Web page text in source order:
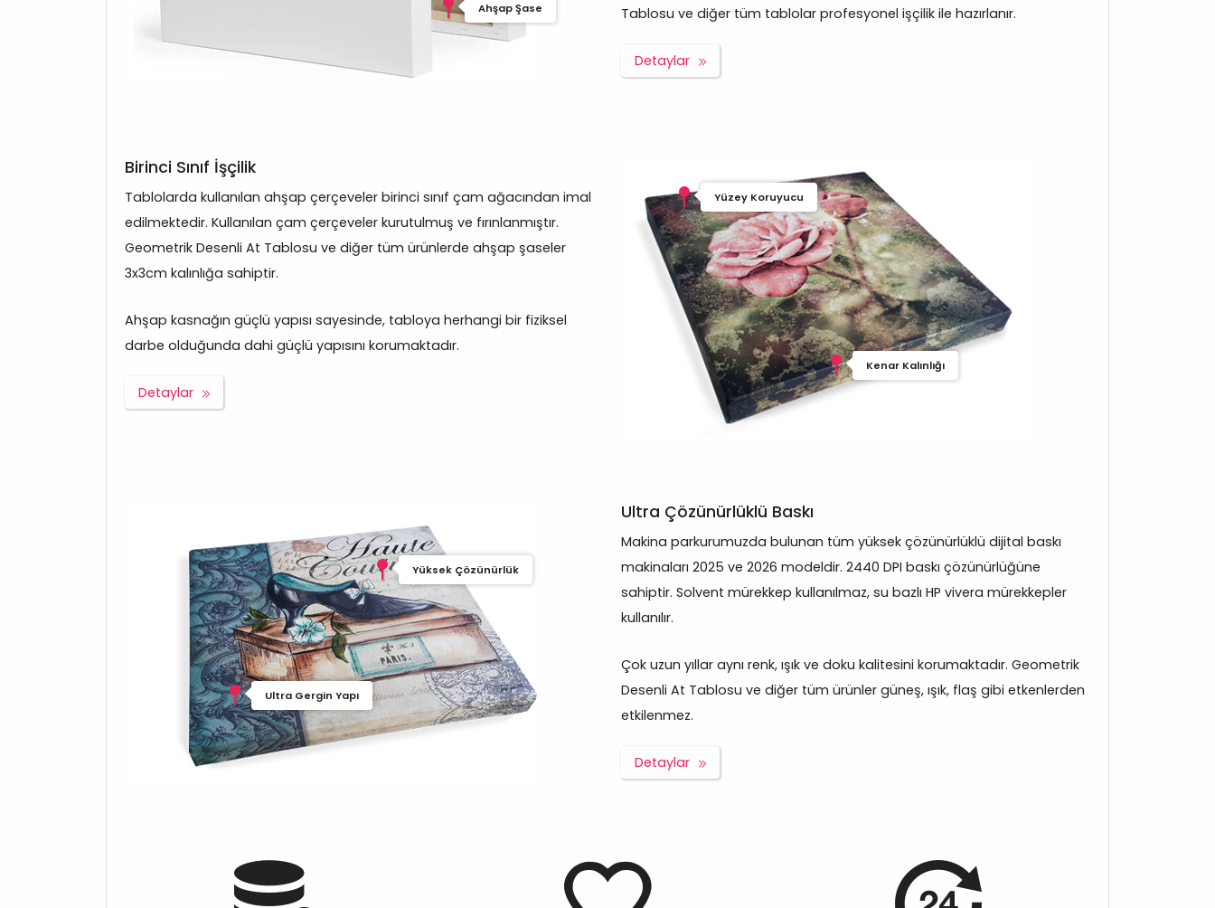
Ahşap Şase
Tablosu ve diğer tüm tablolar profesyonel işçilik ile hazırlanır.
Detaylar
Birinci Sınıf İşçilik
Tablolarda kullanılan ahşap çerçeveler birinci sınıf çam ağacından imal
edilmektedir. Kullanılan çam çerçeveler kurutulmuş ve fırınlanmıştır.
Geometrik Desenli At Tablosu ve diğer tüm ürünlerde ahşap şaseler
3x3cm kalınlığa sahiptir.
Ahşap kasnağın güçlü yapısı sayesinde, tabloya herhangi bir fiziksel
darbe olduğunda dahi güçlü yapısını korumaktadır.
Detaylar
Yüzey Koruyucu
Kenar Kalınlığı
Yüksek Çözünürlük
Ultra Gergin Yapı
Ultra Çözünürlüklü Baskı
Makina parkurumuzda bulunan tüm yüksek çözünürlüklü dijital baskı
makinaları 2025 ve 2026 modeldir. 2440 DPI baskı çözünürlüğüne
sahiptir. Solvent mürekkep kullanılmaz, su bazlı HP vivera mürekkepler
kullanılır.
Çok uzun yıllar aynı renk, ışık ve doku kalitesini korumaktadır. Geometrik
Desenli At Tablosu ve diğer tüm ürünler güneş, ışık, flaş gibi etkenlerden
etkilenmez.
Detaylar